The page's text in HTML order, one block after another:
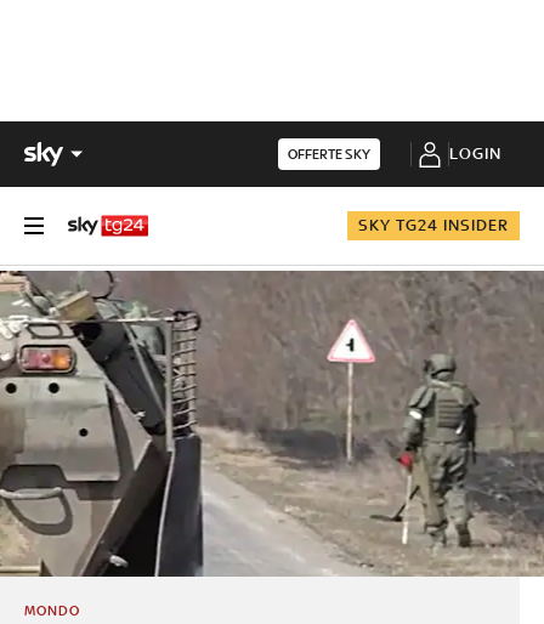
OFFERTE SKY LOGIN
SKY TG24 INSIDER
MONDO